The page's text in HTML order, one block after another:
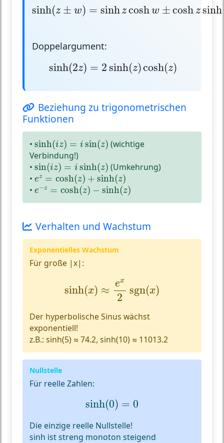
sinh(z ± w) = sinhzcoshw ± cosh zsinh
sinh ( ±w sinh zcoshw± coshzsinhw
Doppelargument:
sinh(2z) = 2sinh(z)cosh(z)
sinh(2z 2sinh(z)cosh(z)
Beziehung zu trigonometrischen
Funktionen
• sinh(iz) = i sin(z)
sinh(iz) sin(z)
(wichtige
Verbindung!)
• sin(iz) = i sinh(z)
sin(iz)=isinh(z)
(Umkehrung)
• ez = cosh(z) + sinh(z)
ez=cosh(z)+sinh(z)
• e−z = cosh(z) − sinh(z)
e−z =cosh(z)− sinh(z)
Verhalten und Wachstum
Exponentielles Wachstum
Für große |x|:
sinh(x) ≈ ex
2
sgn(x)
x2
Der hyperbolische Sinus wächst
exponentiell!
z.B.: sinh(5) ≈ 74.2, sinh(10) ≈ 11013.2
Nullstelle
Für reelle Zahlen:
sinh(0) = 0
sinh(0 0
Die einzige reelle Nullstelle!
sinh ist streng monoton steigend